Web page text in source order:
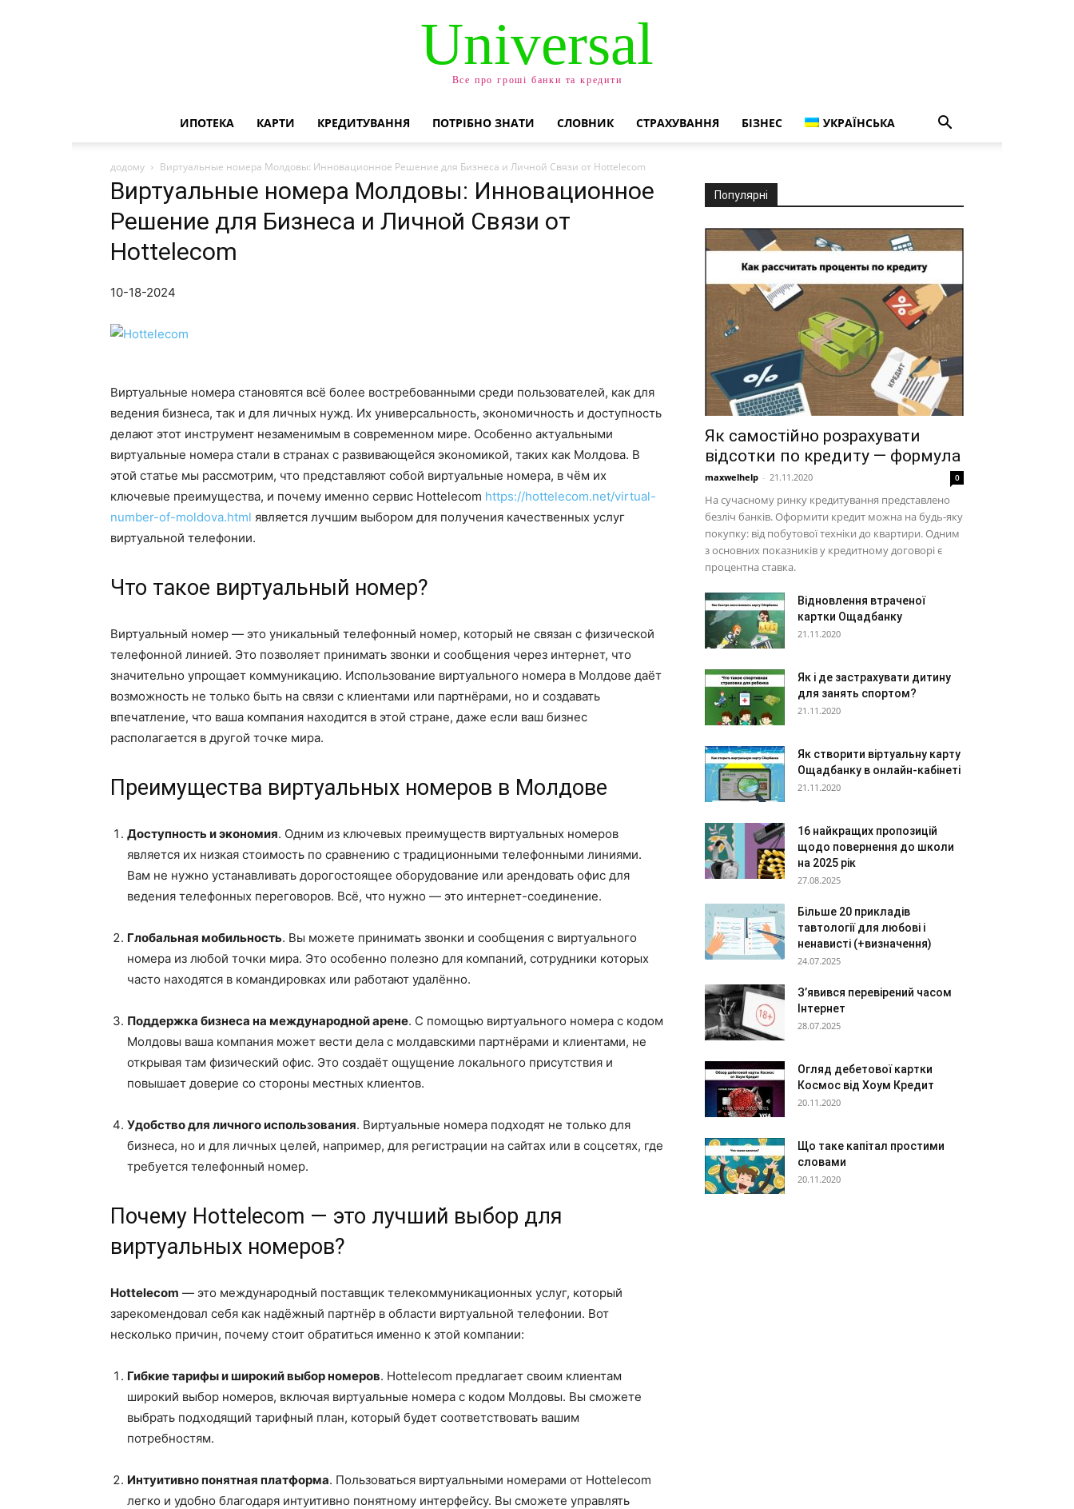
Universal
Все про гроші банки та кредити
ИПОТЕКА КАРТИ КРЕДИТУВАННЯ ПОТРІБНО ЗНАТИ СЛОВНИК СТРАХУВАННЯ БІЗНЕС УКРАЇНСЬКА
додому Виртуальные номера Молдовы: Инновационное Решение для Бизнеса и Личной Связи от Hottelecom
Виртуальные номера Молдовы: Инновационное
Решение для Бизнеса и Личной Связи от
Hottelecom
10-18-2024
Виртуальные номера становятся всё более востребованными среди пользователей, как для
ведения бизнеса, так и для личных нужд. Их универсальность, экономичность и доступность
делают этот инструмент незаменимым в современном мире. Особенно актуальными
виртуальные номера стали в странах с развивающейся экономикой, таких как Молдова. В
этой статье мы рассмотрим, что представляют собой виртуальные номера, в чём их
ключевые преимущества, и почему именно сервис Hottelecom https://hottelecom.net/virtual-
number-of-moldova.html является лучшим выбором для получения качественных услуг
виртуальной телефонии.
Что такое виртуальный номер?
Виртуальный номер — это уникальный телефонный номер, который не связан с физической
телефонной линией. Это позволяет принимать звонки и сообщения через интернет, что
значительно упрощает коммуникацию. Использование виртуального номера в Молдове даёт
возможность не только быть на связи с клиентами или партнёрами, но и создавать
впечатление, что ваша компания находится в этой стране, даже если ваш бизнес
располагается в другой точке мира.
Преимущества виртуальных номеров в Молдове
Доступность и экономия. Одним из ключевых преимуществ виртуальных номеров
является их низкая стоимость по сравнению с традиционными телефонными линиями.
Вам не нужно устанавливать дорогостоящее оборудование или арендовать офис для
ведения телефонных переговоров. Всё, что нужно — это интернет-соединение.
Глобальная мобильность. Вы можете принимать звонки и сообщения с виртуального
номера из любой точки мира. Это особенно полезно для компаний, сотрудники которых
часто находятся в командировках или работают удалённо.
Поддержка бизнеса на международной арене. С помощью виртуального номера с кодом
Молдовы ваша компания может вести дела с молдавскими партнёрами и клиентами, не
открывая там физический офис. Это создаёт ощущение локального присутствия и
повышает доверие со стороны местных клиентов.
Удобство для личного использования. Виртуальные номера подходят не только для
бизнеса, но и для личных целей, например, для регистрации на сайтах или в соцсетях, где
требуется телефонный номер.
Почему Hottelecom — это лучший выбор для
виртуальных номеров?
Hottelecom — это международный поставщик телекоммуникационных услуг, который
зарекомендовал себя как надёжный партнёр в области виртуальной телефонии. Вот
несколько причин, почему стоит обратиться именно к этой компании:
Гибкие тарифы и широкий выбор номеров. Hottelecom предлагает своим клиентам
широкий выбор номеров, включая виртуальные номера с кодом Молдовы. Вы сможете
выбрать подходящий тарифный план, который будет соответствовать вашим
потребностям.
Интуитивно понятная платформа. Пользоваться виртуальными номерами от Hottelecom
легко и удобно благодаря интуитивно понятному интерфейсу. Вы сможете управлять
Популярні
Як самостійно розрахувати
відсотки по кредиту — формула
maxwelhelp - 21.11.2020 0
На сучасному ринку кредитування представлено
безліч банків. Оформити кредит можна на будь-яку
покупку: від побутової техніки до квартири. Одним
з основних показників у кредитному договорі є
процентна ставка.
Відновлення втраченої
картки Ощадбанку
21.11.2020
Як і де застрахувати дитину
для занять спортом?
21.11.2020
Як створити віртуальну карту
Ощадбанку в онлайн-кабінеті
21.11.2020
16 найкращих пропозицій
щодо повернення до школи
на 2025 рік
27.08.2025
Більше 20 прикладів
тавтології для любові і
ненависті (+визначення)
24.07.2025
З’явився перевірений часом
Інтернет
28.07.2025
Огляд дебетової картки
Космос від Хоум Кредит
20.11.2020
Що таке капітал простими
словами
20.11.2020